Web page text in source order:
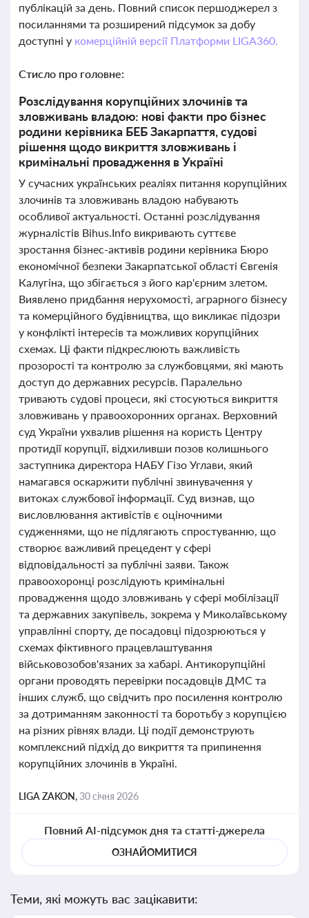
публікацій за день. Повний список першоджерел з
посиланнями та розширений підсумок за добу
доступні у комерційній версії Платформи LIGA360.
Стисло про головне:
Розслідування корупційних злочинів та
зловживань владою: нові факти про бізнес
родини керівника БЕБ Закарпаття, судові
рішення щодо викриття зловживань і
кримінальні провадження в Україні
У сучасних українських реаліях питання корупційних
злочинів та зловживань владою набувають
особливої актуальності. Останні розслідування
журналістів Bihus.Info викривають суттєве
зростання бізнес-активів родини керівника Бюро
економічної безпеки Закарпатської області Євгенія
Калугіна, що збігається з його кар'єрним злетом.
Виявлено придбання нерухомості, аграрного бізнесу
та комерційного будівництва, що викликає підозри
у конфлікті інтересів та можливих корупційних
схемах. Ці факти підкреслюють важливість
прозорості та контролю за службовцями, які мають
доступ до державних ресурсів. Паралельно
тривають судові процеси, які стосуються викриття
зловживань у правоохоронних органах. Верховний
суд України ухвалив рішення на користь Центру
протидії корупції, відхиливши позов колишнього
заступника директора НАБУ Гізо Углави, який
намагався оскаржити публічні звинувачення у
витоках службової інформації. Суд визнав, що
висловлювання активістів є оціночними
судженнями, що не підлягають спростуванню, що
створює важливий прецедент у сфері
відповідальності за публічні заяви. Також
правоохоронці розслідують кримінальні
провадження щодо зловживань у сфері мобілізації
та державних закупівель, зокрема у Миколаївському
управлінні спорту, де посадовці підозрюються у
схемах фіктивного працевлаштування
військовозобов'язаних за хабарі. Антикорупційні
органи проводять перевірки посадовців ДМС та
інших служб, що свідчить про посилення контролю
за дотриманням законності та боротьбу з корупцією
на різних рівнях влади. Ці події демонструють
комплексний підхід до викриття та припинення
корупційних злочинів в Україні.
LIGA ZAKON,30 січня 2026
Повний AI-підсумок дня та статті-джерела
ОЗНАЙОМИТИСЯ
Теми, які можуть вас зацікавити: